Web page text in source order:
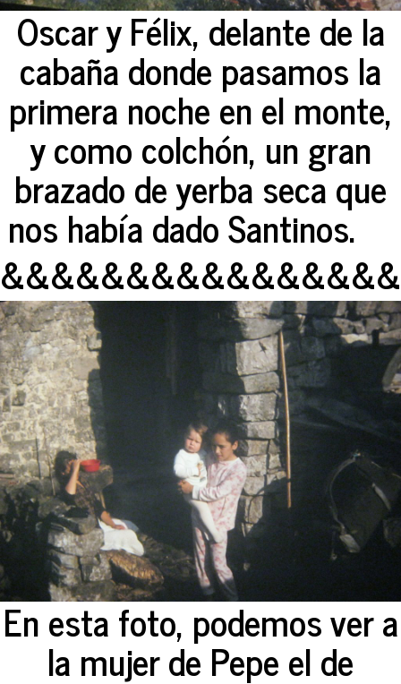
Oscar y Félix, delante de la
cabaña donde pasamos la
primera noche en el monte,
y como colchón, un gran
brazado de yerba seca que
nos había dado Santinos.
&&&&&&&&&&&&&&&&
En esta foto, podemos ver a
la mujer de Pepe el de